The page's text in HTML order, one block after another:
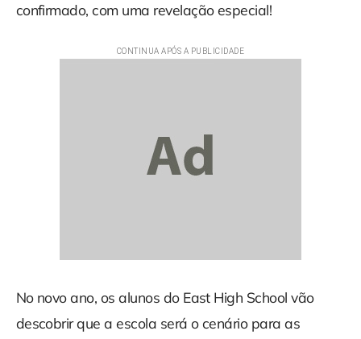
confirmado, com uma revelação especial!
No novo ano, os alunos do East High School vão
descobrir que a escola será o cenário para as